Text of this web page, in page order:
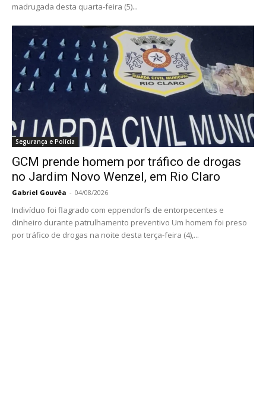
madrugada desta quarta-feira (5)...
Segurança e Polícia
GCM prende homem por tráfico de drogas
no Jardim Novo Wenzel, em Rio Claro
Gabriel Gouvêa - 04/08/2026
Indivíduo foi flagrado com eppendorfs de entorpecentes e
dinheiro durante patrulhamento preventivo Um homem foi preso
por tráfico de drogas na noite desta terça-feira (4),...